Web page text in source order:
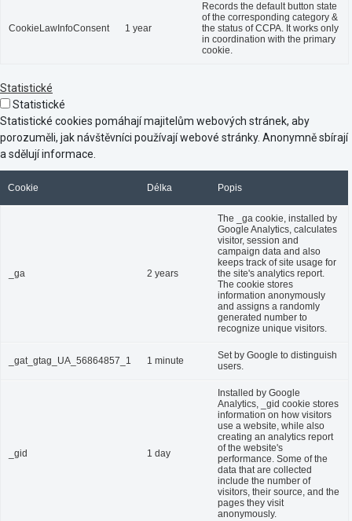
CookieLawInfoConsent 1 year
Records the default button state
of the corresponding category &
the status of CCPA. It works only
in coordination with the primary
cookie.
Statistické
Statistické
Statistické cookies pomáhají majitelům webových stránek, aby
porozuměli, jak návštěvníci používají webové stránky. Anonymně sbírají
a sdělují informace.
Cookie Délka Popis
_ga 2 years
The _ga cookie, installed by
Google Analytics, calculates
visitor, session and
campaign data and also
keeps track of site usage for
the site's analytics report.
The cookie stores
information anonymously
and assigns a randomly
generated number to
recognize unique visitors.
_gat_gtag_UA_56864857_1 1 minute
Set by Google to distinguish
users.
_gid 1 day
Installed by Google
Analytics, _gid cookie stores
information on how visitors
use a website, while also
creating an analytics report
of the website's
performance. Some of the
data that are collected
include the number of
visitors, their source, and the
pages they visit
anonymously.